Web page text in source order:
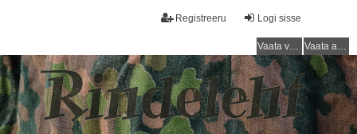
Logi sisse
Registreeru
Vaata vastamata teemasi Vaata aktiivseid teemasid